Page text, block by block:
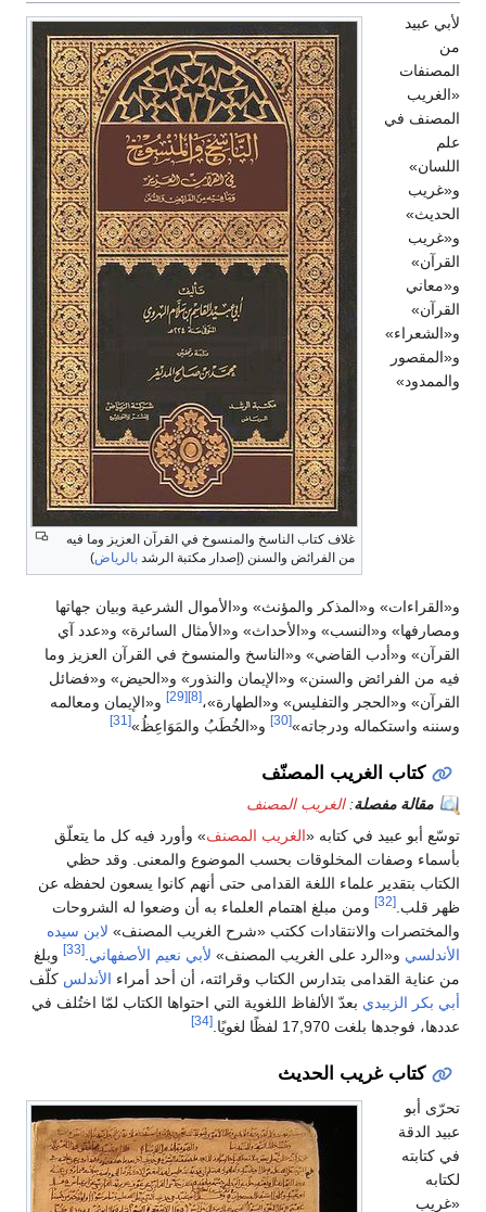
غلاف كتاب الناسخ والمنسوخ في القرآن العزيز وما فيه
من الفرائض والسنن (إصدار مكتبة الرشد بالرياض)
لأبي عبيد
من
المصنفات
«الغريب
المصنف في
علم
اللسان»
و«غريب
الحديث»
و«غريب
القرآن»
و«معاني
القرآن»
و«الشعراء»
و«المقصور
والممدود»
و«القراءات» و«المذكر والمؤنث» و«الأموال الشرعية وبيان جهاتها
ومصارفها» و«النسب» و«الأحداث» و«الأمثال السائرة» و«عدد آي
القرآن» و«أدب القاضي» و«الناسخ والمنسوخ في القرآن العزيز وما
فيه من الفرائض والسنن» و«الإيمان والنذور» و«الحيض» و«فضائل
القرآن» و«الحجر والتفليس» و«الطهارة»،[8]
[29]
و«الإيمان ومعالمه
وسننه واستكماله ودرجاته»[30] و«الخُطَبُ والمَوَاعِظُ»[31]
كتاب الغريب المصنّف
مقالة مفصلة:الغريب المصنف
توسّع أبو عبيد في كتابه «الغريب المصنف» وأورد فيه كل ما يتعلّق
بأسماء وصفات المخلوقات بحسب الموضوع والمعنى. وقد حظي
الكتاب بتقدير علماء اللغة القدامى حتى أنهم كانوا يسعون لحفظه عن
ظهر قلب. [32]
ومن مبلغ اهتمام العلماء به أن وضعوا له الشروحات
والمختصرات والانتقادات ككتب «شرح الغريب المصنف» لابن سيده
الأندلسي و«الرد على الغريب المصنف» لأبي نعيم الأصفهاني [33]
وبلغ
من عناية القدامى بتدارس الكتاب وقرائته، أن أحد أمراء الأندلس كلّف
أبي بكر الزبيدي بعدّ الألفاظ اللغوية التي احتواها الكتاب لمّا اختُلف في
عددها، فوجدها بلغت 17,970 لفظًا لغويًا.
[34]
كتاب غريب الحديث
تحرّى أبو
عبيد الدقة
في كتابته
لكتابه
«غريب